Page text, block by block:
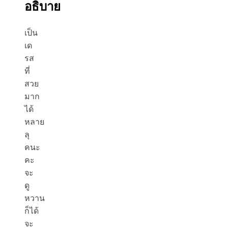
อธิบาย
เป็น
เด
รส
ที่
สวย
มาก
ได้
หลาย
ลุ
คนะ
คะ
จะ
ดู
หวาน
ก็ได้
จะ